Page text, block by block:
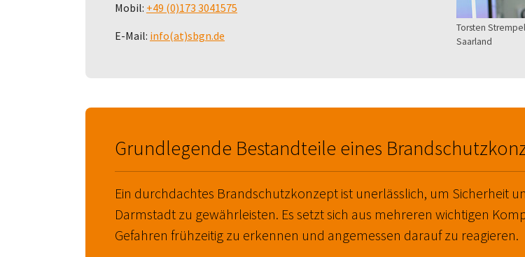
Torsten
Saarland
Mobil: +49 (0)173 3041575
E-Mail: info(at)sbgn.de
Grundlegende Bestandteile eines
Ein durchdachtes Brandschutzkonzept ist unerlässlich, um Sicherheit
Darmstadt zu gewährleisten. Es setzt sich aus mehreren wichtigen
Gefahren frühzeitig zu erkennen und angemessen darauf zu reagieren.